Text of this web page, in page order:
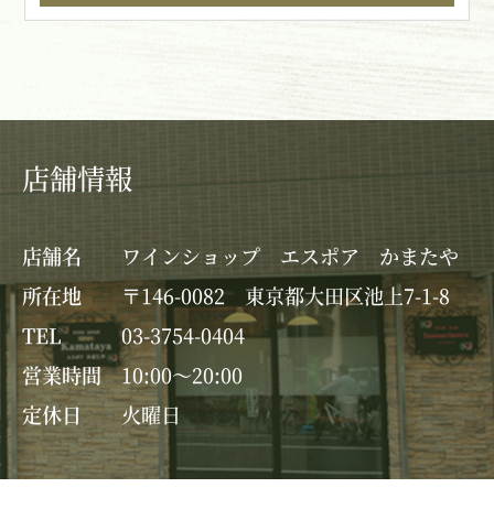
店舗情報
店舗名
ワインショップ エスポア かまたや
所在地
〒146-0082 東京都大田区池上7-1-8
TEL
03-3754-0404
営業時間
10:00～20:00
定休日
火曜日